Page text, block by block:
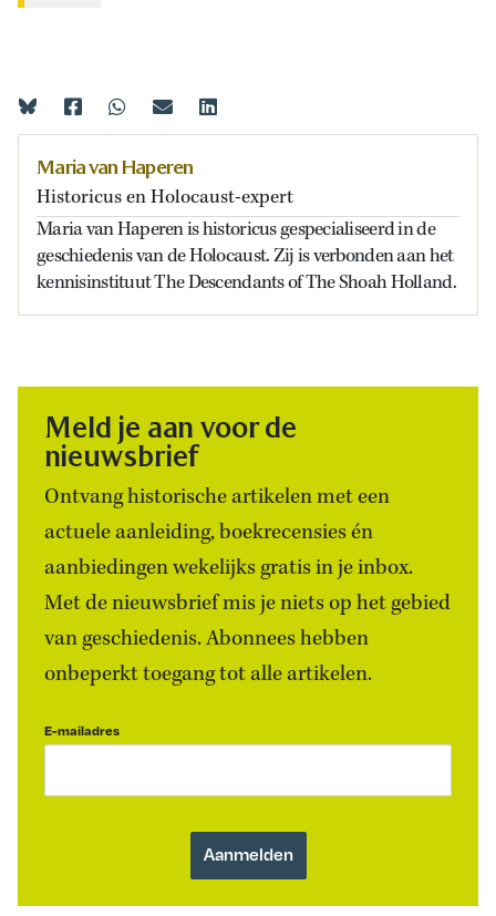
Maria van Haperen
Historicus en Holocaust-expert
Maria van Haperen is historicus gespecialiseerd in de
geschiedenis van de Holocaust. Zij is verbonden aan het
kennisinstituut The Descendants of The Shoah Holland.
Meld je aan voor de
nieuwsbrief
Ontvang historische artikelen met een
actuele aanleiding, boekrecensies én
aanbiedingen wekelijks gratis in je inbox.
Met de nieuwsbrief mis je niets op het gebied
van geschiedenis. Abonnees hebben
onbeperkt toegang tot alle artikelen.
E-mailadres